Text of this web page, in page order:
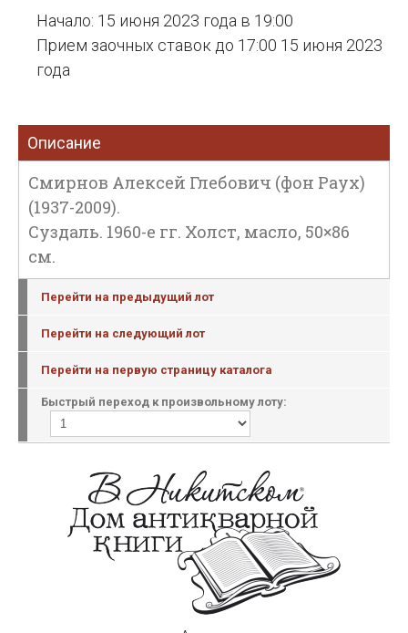
Начало: 15 июня 2023 года в 19:00
Прием заочных ставок до 17:00 15 июня 2023
года
Описание
Смирнов Алексей Глебович (фон Раух)
(1937-2009).
Суздаль. 1960-е гг. Холст, масло, 50×86
см.
Перейти на предыдущий лот
Перейти на следующий лот
Перейти на первую страницу каталога
Быстрый переход к произвольному лоту: